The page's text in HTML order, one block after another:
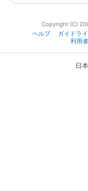
Copyright (C)
ヘルプ
ガイドラ
利用
日